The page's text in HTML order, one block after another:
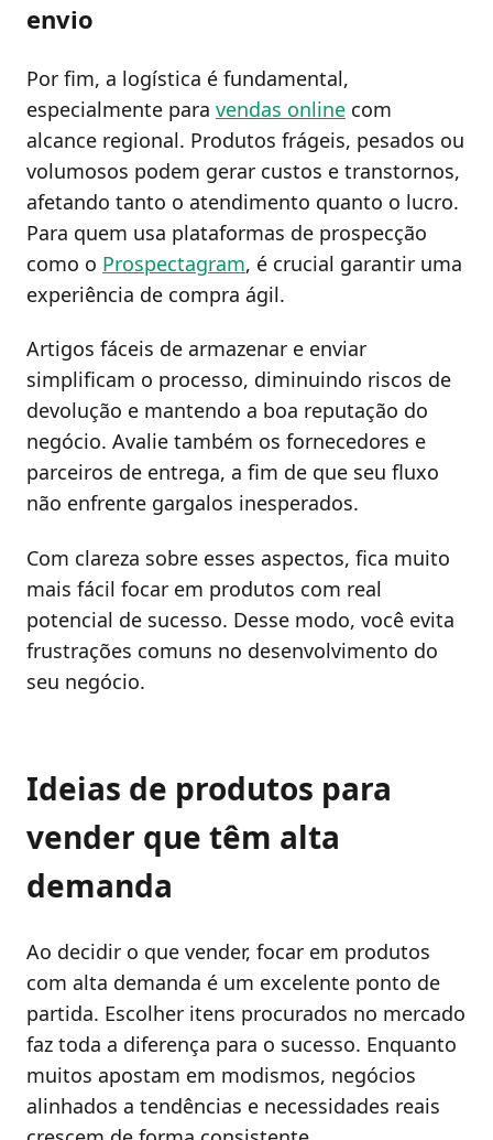
envio
Por fim, a logística é fundamental,
especialmente para vendas online com
alcance regional. Produtos frágeis, pesados ou
volumosos podem gerar custos e transtornos,
afetando tanto o atendimento quanto o lucro.
Para quem usa plataformas de prospecção
como o Prospectagram, é crucial garantir uma
experiência de compra ágil.
Artigos fáceis de armazenar e enviar
simplificam o processo, diminuindo riscos de
devolução e mantendo a boa reputação do
negócio. Avalie também os fornecedores e
parceiros de entrega, a fim de que seu fluxo
não enfrente gargalos inesperados.
Com clareza sobre esses aspectos, fica muito
mais fácil focar em produtos com real
potencial de sucesso. Desse modo, você evita
frustrações comuns no desenvolvimento do
seu negócio.
Ideias de produtos para
vender que têm alta
demanda
Ao decidir o que vender, focar em produtos
com alta demanda é um excelente ponto de
partida. Escolher itens procurados no mercado
faz toda a diferença para o sucesso. Enquanto
muitos apostam em modismos, negócios
alinhados a tendências e necessidades reais